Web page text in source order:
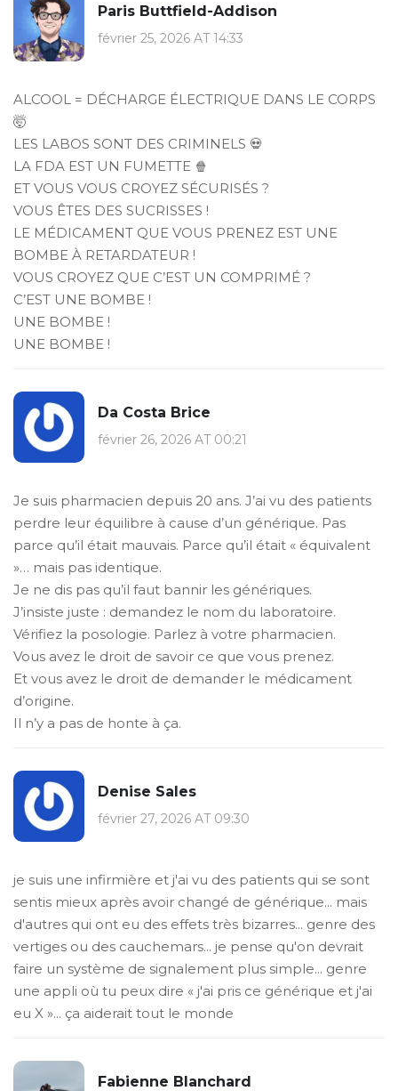
Paris Buttfield-Addison
février 25, 2026 AT 14:33
ALCOOL = DÉCHARGE ÉLECTRIQUE DANS LE CORPS
🤯
LES LABOS SONT DES CRIMINELS 💀
LA FDA EST UN FUMETTE 🍿
ET VOUS VOUS CROYEZ SÉCURISÉS ?
VOUS ÊTES DES SUCRISSES !
LE MÉDICAMENT QUE VOUS PRENEZ EST UNE
BOMBE À RETARDATEUR !
VOUS CROYEZ QUE C’EST UN COMPRIMÉ ?
C’EST UNE BOMBE !
UNE BOMBE !
UNE BOMBE !
Da Costa Brice
février 26, 2026 AT 00:21
Je suis pharmacien depuis 20 ans. J’ai vu des patients
perdre leur équilibre à cause d’un générique. Pas
parce qu’il était mauvais. Parce qu’il était « équivalent
»… mais pas identique.
Je ne dis pas qu’il faut bannir les génériques.
J’insiste juste : demandez le nom du laboratoire.
Vérifiez la posologie. Parlez à votre pharmacien.
Vous avez le droit de savoir ce que vous prenez.
Et vous avez le droit de demander le médicament
d’origine.
Il n’y a pas de honte à ça.
Denise Sales
février 27, 2026 AT 09:30
je suis une infirmière et j'ai vu des patients qui se sont
sentis mieux après avoir changé de générique... mais
d'autres qui ont eu des effets très bizarres... genre des
vertiges ou des cauchemars... je pense qu'on devrait
faire un système de signalement plus simple... genre
une appli où tu peux dire « j'ai pris ce générique et j'ai
eu X »... ça aiderait tout le monde
Fabienne Blanchard